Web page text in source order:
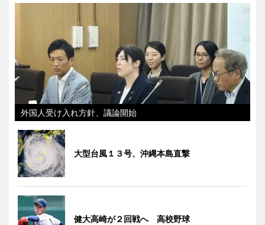
外国人受け入れ方針、議論開始
大型台風１３号、沖縄本島直撃
健大高崎が２回戦へ 高校野球